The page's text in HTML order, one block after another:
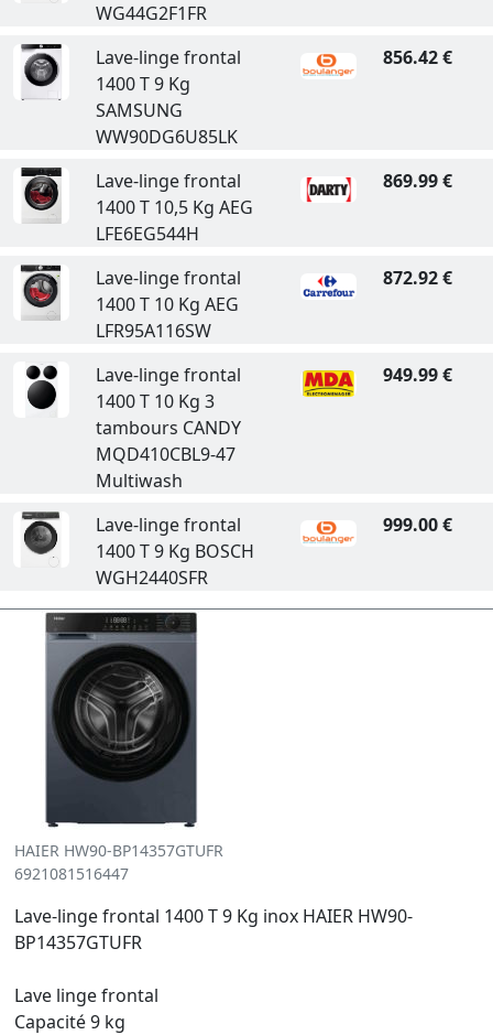
WG44G2F1FR
Lave-linge frontal
1400 T 9 Kg
SAMSUNG
WW90DG6U85LK
856.42 €
Lave-linge frontal
1400 T 10,5 Kg AEG
LFE6EG544H
869.99 €
Lave-linge frontal
1400 T 10 Kg AEG
LFR95A116SW
872.92 €
Lave-linge frontal
1400 T 10 Kg 3
tambours CANDY
MQD410CBL9-47
Multiwash
949.99 €
Lave-linge frontal
1400 T 9 Kg BOSCH
WGH2440SFR
999.00 €
HAIER HW90-BP14357GTUFR
6921081516447
Lave-linge frontal 1400 T 9 Kg inox HAIER HW90-
BP14357GTUFR
Lave linge frontal
Capacité 9 kg